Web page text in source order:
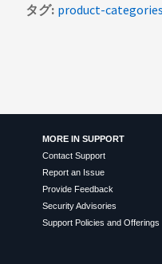
タグ product-
MORE IN SUPPORT
Contact Support
Report an Issue
Provide Feedback
Security Advisories
Support Policies and Offerings